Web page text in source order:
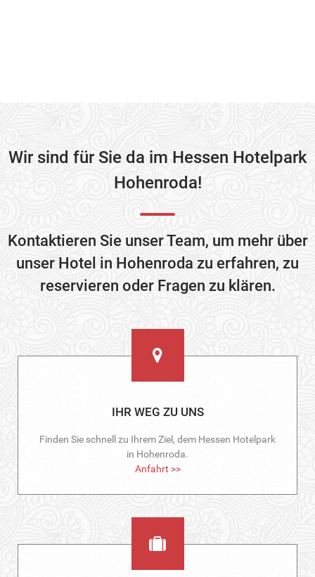
Wir sind für Sie da im Hessen Hotelpark
Hohenroda!
Kontaktieren Sie unser Team, um mehr über
unser Hotel in Hohenroda zu erfahren, zu
reservieren oder Fragen zu klären.
IHR WEG ZU UNS
Finden Sie schnell zu Ihrem Ziel, dem Hessen Hotelpark
in Hohenroda.
Anfahrt >>